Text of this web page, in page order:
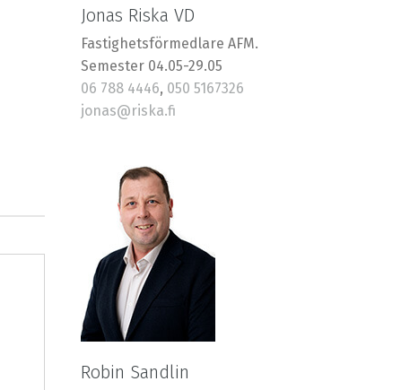
Jonas Riska VD
Fastighetsförmedlare AFM.
Semester 04.05-29.05
06 788 4446, 050 5167326
jonas@riska.fi
Robin Sandlin